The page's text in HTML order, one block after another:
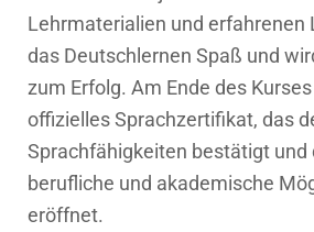
Lehrmaterialien und erfahrenen
das Deutschlernen Spaß und
zum Erfolg. Am Ende des
offizielles Sprachzertifikat, das
Sprachfähigkeiten bestätigt und
berufliche und akademische
eröffnet.